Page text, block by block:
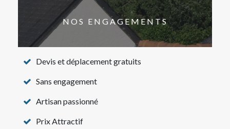
NOS ENGAGEMENTS
Devis et déplacement gratuits
Sans engagement
Artisan passionné
Prix Attractif